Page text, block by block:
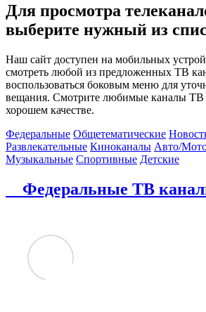
Для просмотра
выберите нужный из
Наш сайт доступен на мобильных
смотреть любой из предложенных ТВ
воспользоваться боковым меню для
вещания. Смотрите любимые каналы ТВ
хорошем качестве.
Федеральные Общетематические
Развлекательные Киноканалы Авто/
Музыкальные Спортивные Детские
Федеральные ТВ